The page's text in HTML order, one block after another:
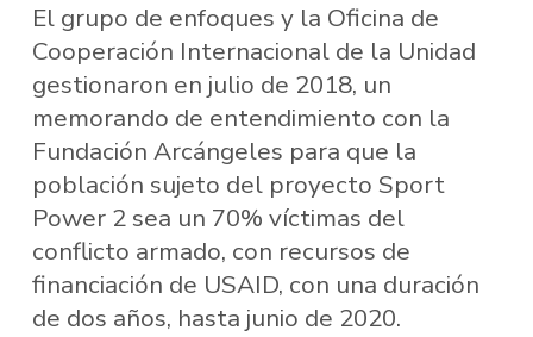
El grupo de enfoques y la Oficina de
Cooperación Internacional de la Unidad
gestionaron en julio de 2018, un
memorando de entendimiento con la
Fundación Arcángeles para que la
población sujeto del proyecto Sport
Power 2 sea un 70% víctimas del
conflicto armado, con recursos de
financiación de USAID, con una duración
de dos años, hasta junio de 2020.